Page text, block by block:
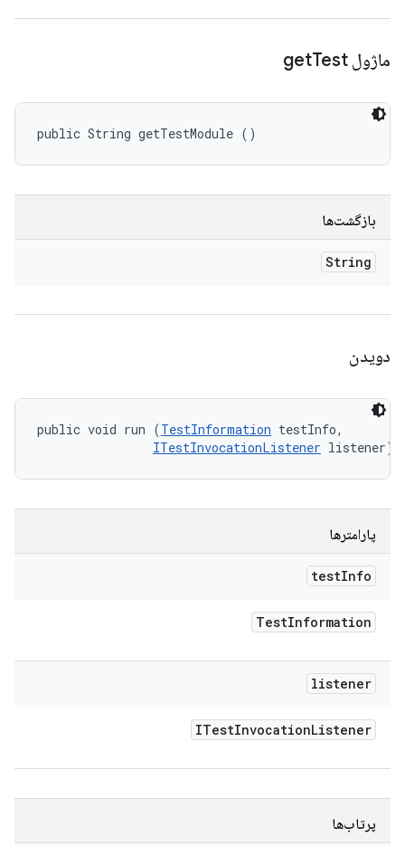
ماژول getTest
public String getTestModule ()
بازگشت‌ها
String
دویدن
public void run (TestInformation testInfo,
ITestInvocationListener listener)
پارامترها
testInfo
TestInformation
listener
ITestInvocationListener
پرتاب‌ها